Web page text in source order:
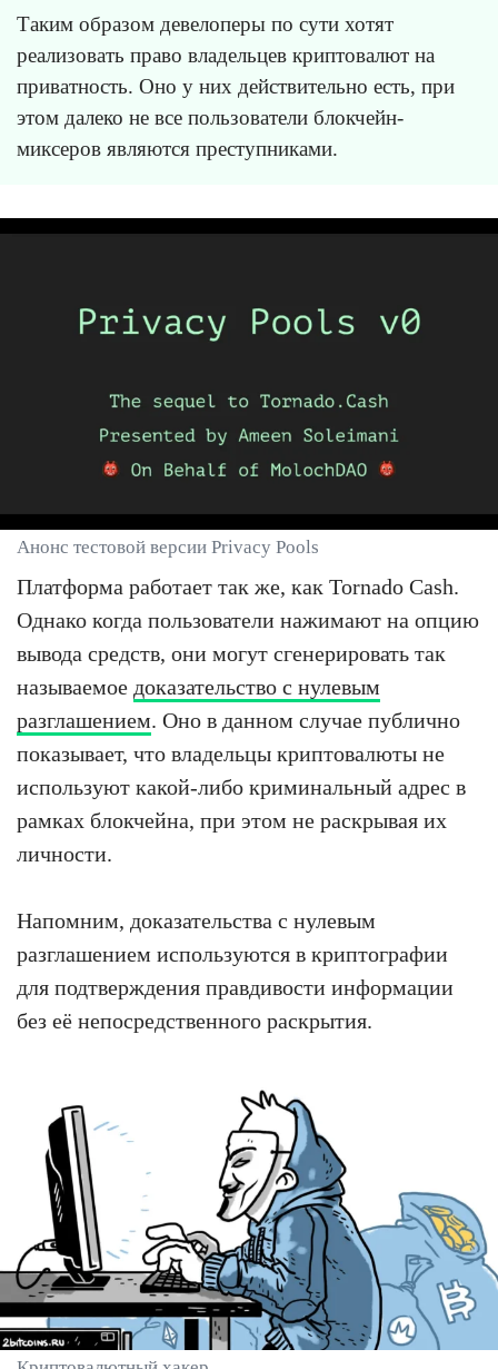
Таким образом девелоперы по сути хотят
реализовать право владельцев криптовалют на
приватность. Оно у них действительно есть, при
этом далеко не все пользователи блокчейн-
миксеров являются преступниками.
Анонс тестовой версии Privacy Pools
Платформа работает так же, как Tornado Cash.
Однако когда пользователи нажимают на опцию
вывода средств, они могут сгенерировать так
называемое доказательство с нулевым
разглашением. Оно в данном случае публично
показывает, что владельцы криптовалюты не
используют какой-либо криминальный адрес в
рамках блокчейна, при этом не раскрывая их
личности.
Напомним, доказательства с нулевым
разглашением используются в криптографии
для подтверждения правдивости информации
без её непосредственного раскрытия.